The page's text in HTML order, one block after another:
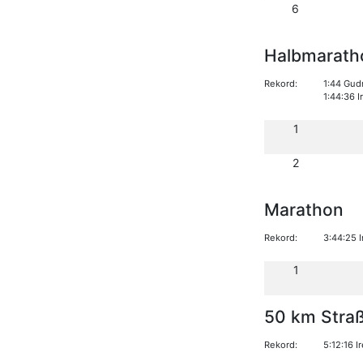
6
Rekord:
1:44
1:44:36
1
2
Marathon
Rekord: 3:44:25
1
50 km
Rekord: 5:12:16